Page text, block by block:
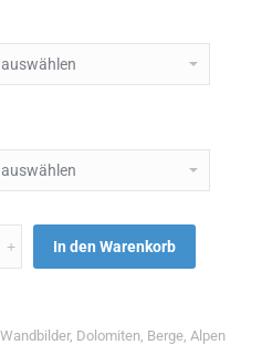
In den Warenkorb
Wandbilder, Dolomiten, Berge, Alpen